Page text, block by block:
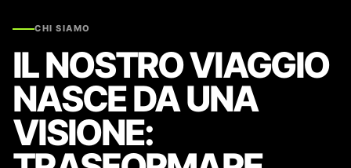
CHI SIAMO
IL NOSTRO VIAGGIO
NASCE DA UNA
VISIONE: